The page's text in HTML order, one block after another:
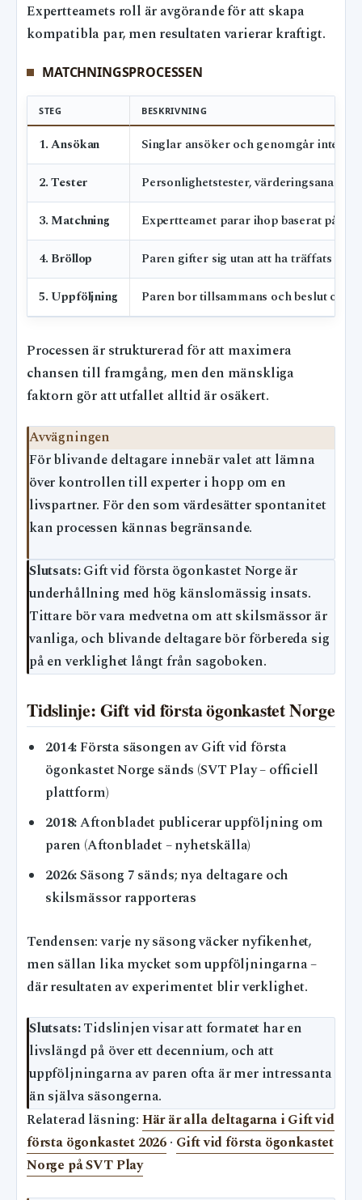
Expertteamets roll är avgörande för att skapa
kompatibla par, men resultaten varierar kraftigt.
MATCHNINGSPROCESSEN
STEG BESKRIVNING
1. Ansökan Singlar ansöker och genomgår
2. Tester Personlighetstester, värderingsanalyser
3. Matchning Expertteamet parar ihop baserat på
4. Bröllop Paren gifter sig utan att ha träffats
5. Uppföljning Paren bor tillsammans och beslut om
Processen är strukturerad för att maximera
chansen till framgång, men den mänskliga
faktorn gör att utfallet alltid är osäkert.
Avvägningen
För blivande deltagare innebär valet att lämna
över kontrollen till experter i hopp om en
livspartner. För den som värdesätter spontanitet
kan processen kännas begränsande.
Slutsats:Gift vid första ögonkastet Norge är
underhållning med hög känslomässig insats.
Tittare bör vara medvetna om att skilsmässor är
vanliga, och blivande deltagare bör förbereda sig
på en verklighet långt från sagoboken.
Tidslinje: Gift vid första ögonkastet Norge
2014:Första säsongen av Gift vid första
ögonkastet Norge sänds (SVT Play – officiell
plattform)
2018:Aftonbladet publicerar uppföljning om
paren (Aftonbladet – nyhetskälla)
2026:Säsong 7 sänds; nya deltagare och
skilsmässor rapporteras
Tendensen: varje ny säsong väcker nyfikenhet,
men sällan lika mycket som uppföljningarna –
där resultaten av experimentet blir verklighet.
Slutsats:Tidslinjen visar att formatet har en
livslängd på över ett decennium, och att
uppföljningarna av paren ofta är mer intressanta
än själva säsongerna.
Relaterad läsning: Här är alla deltagarna i Gift vid
första ögonkastet 2026 · Gift vid första ögonkastet
Norge på SVT Play